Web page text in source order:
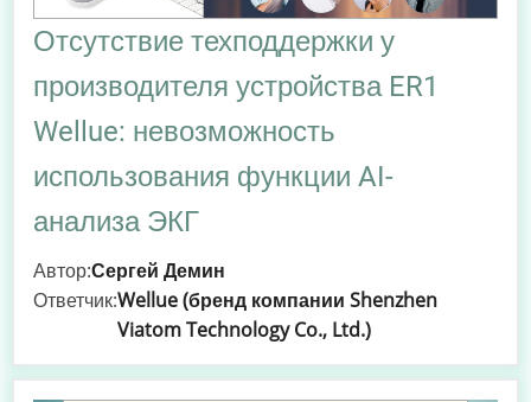
Отсутствие техподдержки у
производителя устройства ER1
Wellue: невозможность
использования функции AI-
анализа ЭКГ
Автор:Сергей Демин
Ответчик:Wellue (бренд компании Shenzhen
Viatom Technology Co., Ltd.)